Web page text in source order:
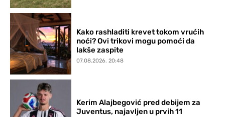
Kako rashladiti krevet tokom vrućih
noći? Ovi trikovi mogu pomoći da
lakše zaspite
07.08.2026. 20:48
Kerim Alajbegović pred debijem za
Juventus, najavljen u prvih 11